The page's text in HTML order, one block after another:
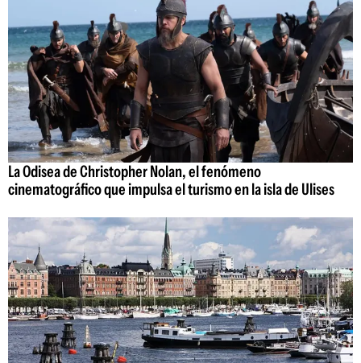
La Odisea de Christopher Nolan, el fenómeno
cinematográfico que impulsa el turismo en la isla de Ulises